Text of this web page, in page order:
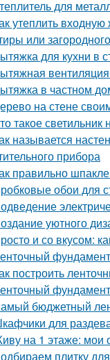
для
утеплить
или
для кухни в
в частном
на стене
такое
называется
прибора
правильно
обои для
уютного
и со вкусом:
фундамент
построить
бюджетный
для
на 1 этаже: мои
плитку